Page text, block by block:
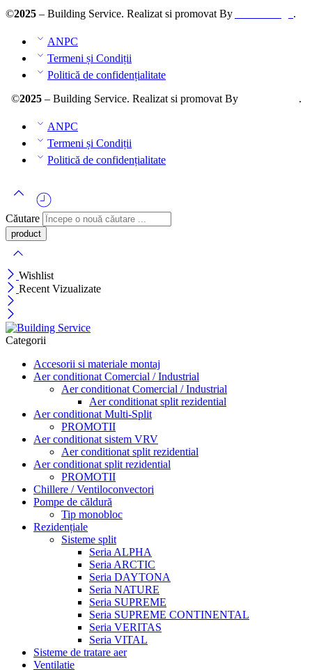
©2025 – Building Service. Realizat si promovat By .
ANPC
Termeni și Condiții
Politică de confidențialitate
©2025– Building Service. Realizat si promovat By .
ANPC
Termeni și Condiții
Politică de confidențialitate
Căutare
Wishlist
Recent Vizualizate
Categorii
Accesorii si materiale montaj
Aer conditionat Comercial / Industrial
Aer conditionat Comercial / Industrial
Aer conditionat split rezidential
Aer conditionat Multi-Split
PROMOTII
Aer conditionat sistem VRV
Aer conditionat split rezidential
Aer conditionat split rezidential
PROMOTII
Chillere / Ventiloconvectori
Pompe de căldură
Tip monobloc
Rezidențiale
Sisteme split
Seria ALPHA
Seria ARCTIC
Seria DAYTONA
Seria NATURE
Seria SUPREME
Seria SUPREME CONTINENTAL
Seria VERITAS
Seria VITAL
Sisteme de tratare aer
Ventilatie